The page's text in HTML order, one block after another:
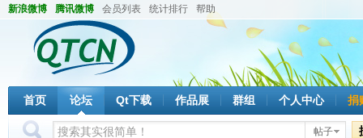
新浪微博 腾讯微博 会员列表 统计排行 帮助
首页 论坛 Qt下载 作品展 群组 个人中心 捐
帖子